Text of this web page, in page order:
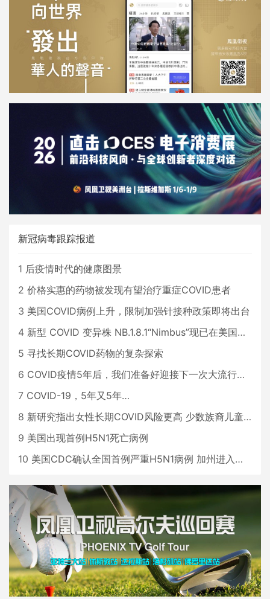
新冠病毒跟踪报道
1 后疫情时代的健康图景
2 价格实惠的药物被发现有望治疗重症COVID患者
3 美国COVID病例上升，限制加强针接种政策即将出台
4 新型 COVID 变异株 NB.1.8.1“Nimbus”现已在美国占据主导地位
5 寻找长期COVID药物的复杂探索
6 COVID疫情5年后，我们准备好迎接下一次大流行了吗？
7 COVID-19，5年又5年…
8 新研究指出女性长期COVID风险更高 少数族裔儿童存在差异
9 美国出现首例H5N1死亡病例
10 美国CDC确认全国首例严重H5N1病例 加州进入紧急状态